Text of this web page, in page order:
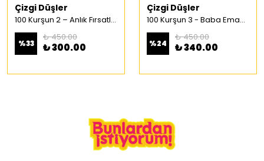
Çizgi Düşler
100 Kurşun 2 – Anlık Fırsatlar Türkçe Çizgi Roman
%33
₺ 450.00
₺ 300.00
Çizgi Düşler
100 Kurşun 3 - Baba Emaneti Türkçe Çizgi Roman
%24
₺ 450.00
₺ 340.00